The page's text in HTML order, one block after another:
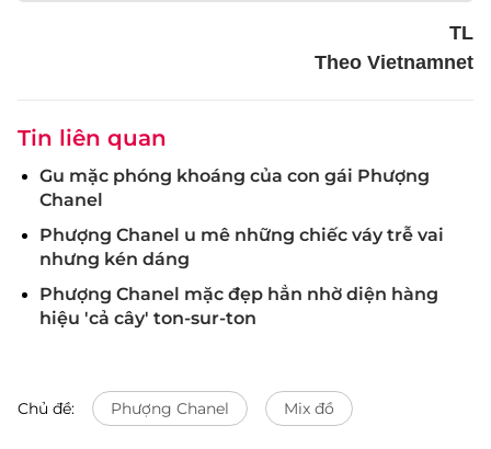
TL
Theo Vietnamnet
Tin liên quan
Gu mặc phóng khoáng của con gái Phượng
Chanel
Phượng Chanel u mê những chiếc váy trễ vai
nhưng kén dáng
Phượng Chanel mặc đẹp hẳn nhờ diện hàng
hiệu 'cả cây' ton-sur-ton
Chủ đề: Phượng Chanel Mix đồ